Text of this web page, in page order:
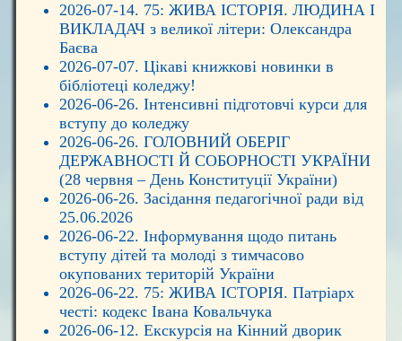
2026-07-14. 75: ЖИВА ІСТОРІЯ. ЛЮДИНА І
ВИКЛАДАЧ з великої літери: Олександра
Баєва
2026-07-07. Цікаві книжкові новинки в
бібліотеці коледжу!
2026-06-26. Інтенсивні підготовчі курси для
вступу до коледжу
2026-06-26. ГОЛОВНИЙ ОБЕРІГ
ДЕРЖАВНОСТІ Й СОБОРНОСТІ УКРАЇНИ
(28 червня – День Конституції України)
2026-06-26. Засідання педагогічної ради від
25.06.2026
2026-06-22. Інформування щодо питань
вступу дітей та молоді з тимчасово
окупованих територій України
2026-06-22. 75: ЖИВА ІСТОРІЯ. Патріарх
честі: кодекс Івана Ковальчука
2026-06-12. Екскурсія на Кінний дворик